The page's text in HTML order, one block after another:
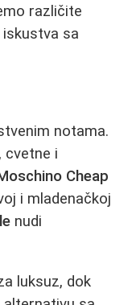
različite
sa
notama.
cvetne i
Cheap
i mladenačkoj
nudi
luksuz, dok